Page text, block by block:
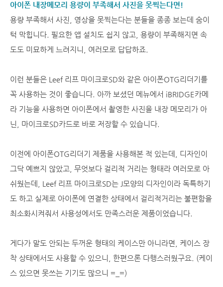
아이폰 내장메모리 용량이 부족해서 사진을 못찍는다면!
용량 부족해서 사진, 영상을 못찍는다는 분들을 종종 보는데 숨이
턱 막힙니다. 필요한 앱 설치도 쉽지 않고, 용량이 부족해지면 속
도도 미묘하게 느려지니, 여러모로 답답하죠.
이런 분들은 Leef 리프 마이크로SD와 같은 아이폰OTG리더기를
꼭 사용하는 것이 좋습니다. 아까 보셨던 메뉴에서 iBRIDGE카메
라 기능을 사용하면 아이폰에서 촬영한 사진을 내장 메모리가 아
닌, 마이크로SD카드로 바로 저장할 수 있습니다.
이전에 아이폰OTG리더기 제품을 사용해본 적 있는데, 디자인이
그닥 예쁘지 않았고, 무엇보다 걸리적 거리는 형태라 여러모로 아
쉬웠는데, Leef 리프 마이크로SD는 J모양의 디자인이라 독특하기
도 하고 실제로 아이폰에 연결한 상태에서 걸리적거리는 불편함을
최소화시켜줘서 사용성에서도 만족스러운 제품이었습니다.
게다가 말도 안되는 두꺼운 형태의 케이스만 아니라면, 케이스 장
착 상태에서도 사용할 수 있으니, 한편으론 다행스러웠구요. (케이
스 있으면 못쓰는 기기도 많으니 =_=)